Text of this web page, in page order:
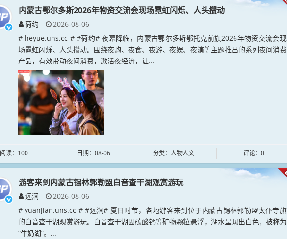
内蒙古鄂尔多斯2026年物资交流会现场霓虹闪烁、人头攒动
荷约
2026-08-06
# heyue.uns.cc # #荷约# 夜幕降临，内蒙古鄂尔多斯鄂托克前旗2026年物资交流会现
场霓虹闪烁、人头攒动。围绕夜购、夜食、夜游、夜娱、夜演等主题推出的系列夜间消费
产品，有效带动夜间消费，激活夜经济，让...
阅读：100 日期：08-06 分类：人物人文 评论：0
游客来到内蒙古锡林郭勒盟白音查干湖观赏游玩
远涧
2026-08-06
# yuanjian.uns.cc # #远涧# 夏日时节，各地游客来到位于内蒙古锡林郭勒盟太仆寺旗
的白音查干湖观赏游玩。白音查干湖因碳酸钙等矿物颗粒悬浮，湖水呈现出白色，被称为
“牛奶湖”。...